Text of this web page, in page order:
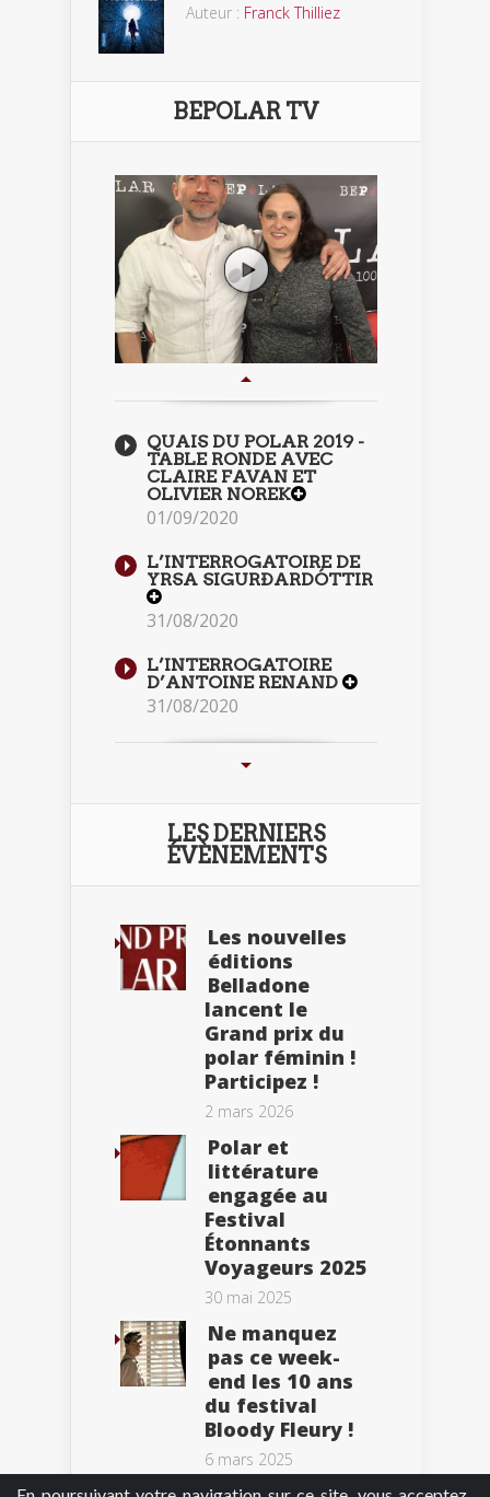
Auteur : Franck Thilliez
BEPOLAR TV
QUAIS DU POLAR 2019 -
TABLE RONDE AVEC
CLAIRE FAVAN ET
OLIVIER NOREK
01/09/2020
L’INTERROGATOIRE DE
YRSA SIGURÐARDÓTTIR
31/08/2020
L’INTERROGATOIRE
D’ANTOINE RENAND
31/08/2020
LES DERNIERS
ÉVÈNEMENTS
Les nouvelles
éditions
Belladone
lancent le
Grand prix du
polar féminin !
Participez !
2 mars 2026
Polar et
littérature
engagée au
Festival
Étonnants
Voyageurs 2025
30 mai 2025
Ne manquez
pas ce week-
end les 10 ans
du festival
Bloody Fleury !
6 mars 2025